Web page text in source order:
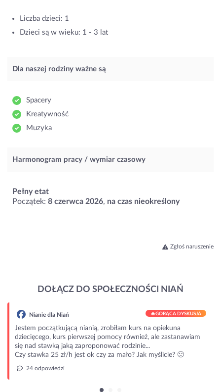
Liczba dzieci: 1
Dzieci są w wieku: 1 - 3 lat
Dla naszej rodziny ważne są
Spacery
Kreatywność
Muzyka
Harmonogram pracy / wymiar czasowy
Pełny etat
Początek: 8 czerwca 2026, na czas nieokreślony
Zgłoś naruszenie
DOŁĄCZ DO SPOŁECZNOŚCI NIAŃ
Nianie dla Niań 🔥GORĄCA DYSKUSJA
Jestem początkującą nianią, zrobiłam kurs na opiekuna
dziecięcego, kurs pierwszej pomocy również, ale zastanawiam
się nad stawką jaką zaproponować rodzinie...
Czy stawka 25 zł/h jest ok czy za mało? Jak myślicie? 🙂
24 odpowiedzi